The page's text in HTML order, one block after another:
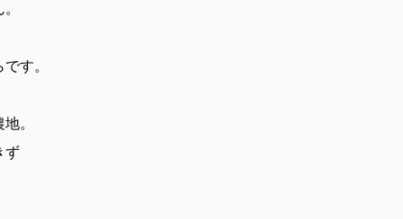
す。
。
ず